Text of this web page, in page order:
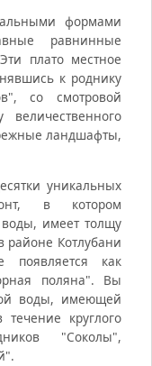
формами
равнинные
плато местное
к роднику
со смотровой
ландшафты,
уникальных
в котором
имеет толщу
Котлубани
появляется как
поляна". Вы
воды, имеющей
круглого
"Соколы",